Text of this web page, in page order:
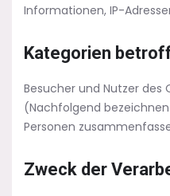
Informationen, IP-
Kategorien
Besucher und Nutzer des
(Nachfolgend
Personen
Zweck der